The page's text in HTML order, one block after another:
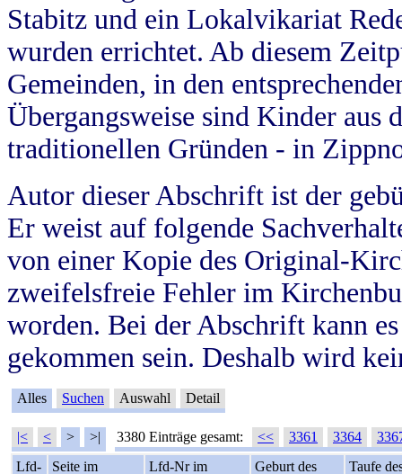
Stabitz und ein Lokalvikariat
wurden errichtet. Ab diesem
Gemeinden, in den
Übergangsweise sind Kinder aus
traditionellen Gründen - in
Autor dieser Abschrift ist der
Er weist auf folgende
von einer Kopie des Original-
zweifelsfreie Fehler im
worden. Bei der Abschrift kann
gekommen sein. Deshalb wird
Alles Suchen Auswahl Detail
|< < > >| 3380 Einträge gesamt: << 3361 3364
Lfd-
Seite im
Lfd-Nr im
Geburt des
Taufe